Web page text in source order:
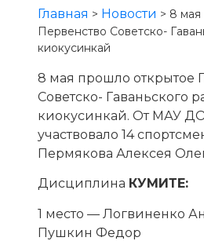
Главная > Новости > 8
Первенство Советско-
киокусинкай
8 мая прошло открытое
Советско- Гаваньского
киокусинкай. От МАУ
участвовало 14
Пермякова Алексея
Дисциплина КУМИТЕ:
1 место — Логвиненко
Пушкин Федор